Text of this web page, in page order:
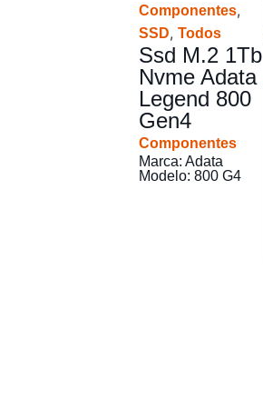
Componentes,
SSD, Todos
Ssd M.2 1Tb
Nvme Adata
Legend 800
Gen4
Componentes
Marca: Adata
Modelo: 800 G4